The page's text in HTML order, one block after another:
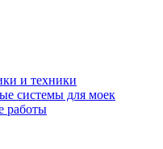
и техники
системы для моек
работы